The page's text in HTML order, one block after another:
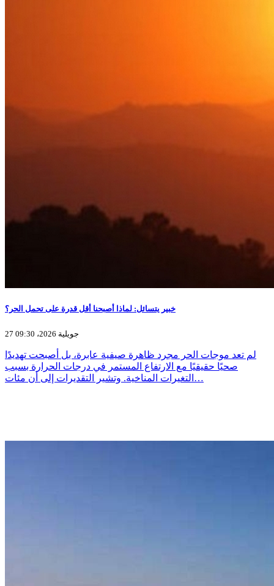
خبير يتسائل: لماذا أصبحنا أقل قدرة على تحمل الحر؟
27 جويلية 2026، 09:30
لم تعد موجات الحر مجرد ظاهرة صيفية عابرة، بل أصبحت تهديدًا
صحيًا حقيقيًا مع الارتفاع المستمر في درجات الحرارة بسبب
التغيرات المناخية. وتشير التقديرات إلى أن مئات…